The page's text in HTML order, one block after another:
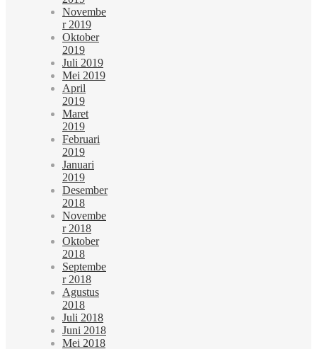
Novembe
r 2019
Oktober
2019
Juli 2019
Mei 2019
April
2019
Maret
2019
Februari
2019
Januari
2019
Desember
2018
Novembe
r 2018
Oktober
2018
Septembe
r 2018
Agustus
2018
Juli 2018
Juni 2018
Mei 2018